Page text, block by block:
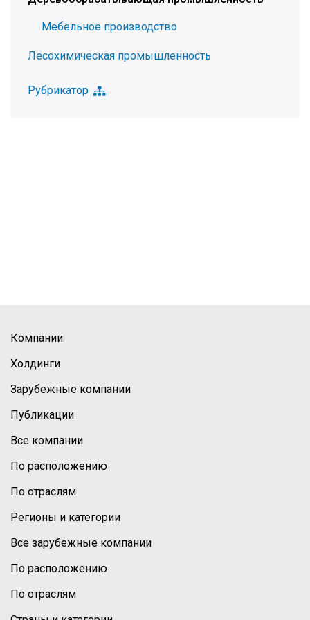
Мебельное производство
Лесохимическая промышленность
Рубрикатор
Компании
Холдинги
Зарубежные компании
Публикации
Все компании
По расположению
По отраслям
Регионы и категории
Все зарубежные компании
По расположению
По отраслям